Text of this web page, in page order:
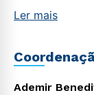
Ler mais
Ademir